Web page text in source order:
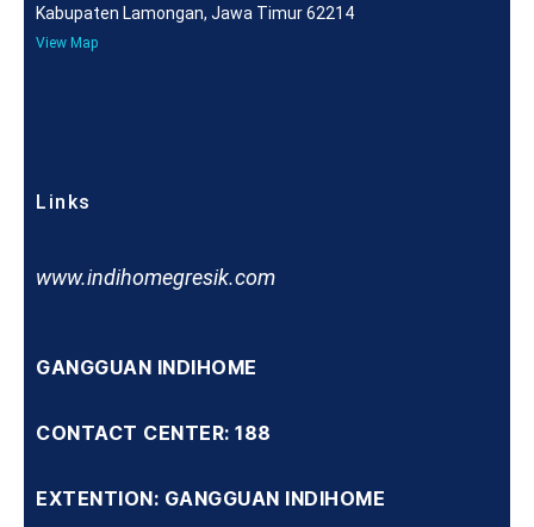
Kabupaten Lamongan, Jawa Timur 62214
View Map
Links
www.indihomegresik.com
GANGGUAN INDIHOME
CONTACT CENTER: 188
EXTENTION: GANGGUAN INDIHOME